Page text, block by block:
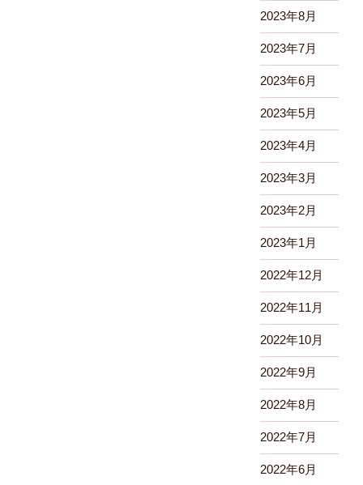
2023年8月
2023年7月
2023年6月
2023年5月
2023年4月
2023年3月
2023年2月
2023年1月
2022年12月
2022年11月
2022年10月
2022年9月
2022年8月
2022年7月
2022年6月